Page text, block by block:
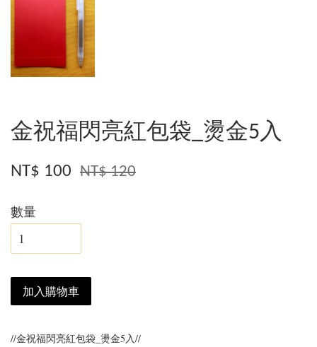
金祝福閃亮紅包袋_燙金5入
NT$ 100 NT$ 120
數量
加入購物車
//金祝福閃亮紅包袋_燙金5入//